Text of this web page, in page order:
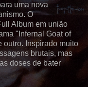
uma nova
O
Album em união
"Infernal Goat of
outro. Inspirado muito
brutais, mas
doses de bater